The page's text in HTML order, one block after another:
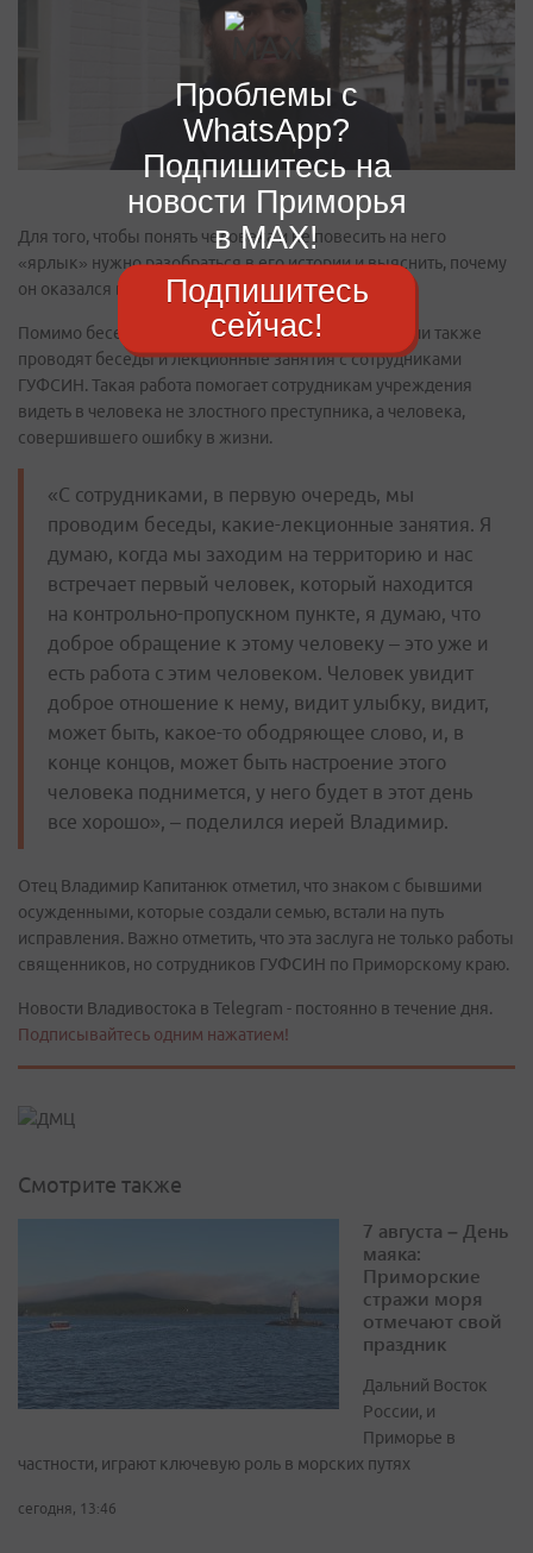
Для того, чтобы понять человека и не повесить на него
«ярлык» нужно разобраться в его истории и выяснить, почему
он оказался в местах лишения свободы.
Помимо бесед с осужденными, священнослужители также
проводят беседы и лекционные занятия с сотрудниками
ГУФСИН. Такая работа помогает сотрудникам учреждения
видеть в человека не злостного преступника, а человека,
совершившего ошибку в жизни.
«С сотрудниками, в первую очередь, мы
проводим беседы, какие-лекционные занятия. Я
думаю, когда мы заходим на территорию и нас
встречает первый человек, который находится
на контрольно-пропускном пункте, я думаю, что
доброе обращение к этому человеку – это уже и
есть работа с этим человеком. Человек увидит
доброе отношение к нему, видит улыбку, видит,
может быть, какое-то ободряющее слово, и, в
конце концов, может быть настроение этого
человека поднимется, у него будет в этот день
все хорошо», – поделился иерей Владимир.
Отец Владимир Капитанюк отметил, что знаком с бывшими
осужденными, которые создали семью, встали на путь
исправления. Важно отметить, что эта заслуга не только работы
священников, но сотрудников ГУФСИН по Приморскому краю.
Новости Владивостока в Telegram - постоянно в течение дня.
Подписывайтесь одним нажатием!
Смотрите также
7 августа – День
маяка:
Приморские
стражи моря
отмечают свой
праздник
Дальний Восток
России, и
Приморье в
частности, играют ключевую роль в морских путях
сегодня, 13:46
Проблемы с
WhatsApp?
Подпишитесь на
новости Приморья
в MAX!
Подпишитесь
сейчас!